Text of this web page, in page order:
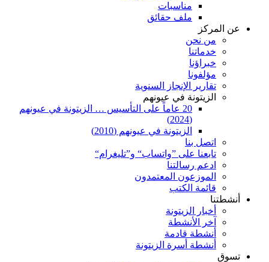
مناسبات
ملف حقائق
عن المركز
من نحن
خدماتنا
خبراؤنا
مؤلفونا
تقارير الإنجاز السنوية
الزيتونة في عيونهم
20 عاماً على التأسيس … الزيتونة في عيونهم
(2024)
الزيتونة في عيونهم (2010)
اتصل بنا
تابعنا على ”واتساب“ و”تليغرام“
ادعم رسالتنا
الموزعون المعتمدون
قائمة الكتب
أنشطتنا
أخبار الزيتونة
آخر الأنشطة
أنشطة قادمة
أنشطة أسرة الزيتونة
تسوق